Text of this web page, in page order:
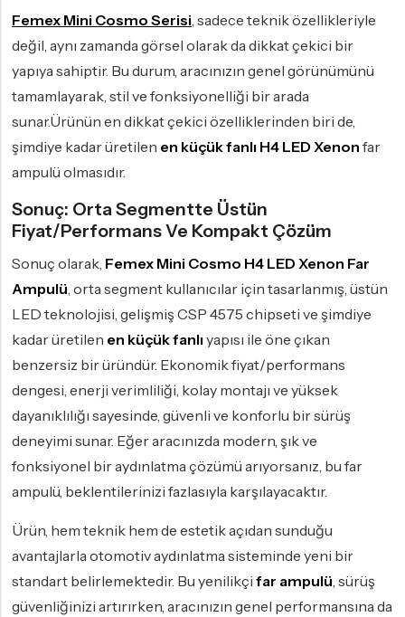
Femex Mini Cosmo Serisi, sadece teknik özellikleriyle
değil, aynı zamanda görsel olarak da dikkat çekici bir
yapıya sahiptir. Bu durum, aracınızın genel görünümünü
tamamlayarak, stil ve fonksiyonelliği bir arada
sunar.Ürünün en dikkat çekici özelliklerinden biri de,
şimdiye kadar üretilen en küçük fanlı H4 LED Xenon far
ampulü olmasıdır.
Sonuç: Orta Segmentte Üstün
Fiyat/Performans Ve Kompakt Çözüm
Sonuç olarak, Femex Mini Cosmo H4 LED Xenon Far
Ampulü, orta segment kullanıcılar için tasarlanmış, üstün
LED teknolojisi, gelişmiş CSP 4575 chipseti ve şimdiye
kadar üretilen en küçük fanlıyapısı ile öne çıkan
benzersiz bir üründür. Ekonomik fiyat/performans
dengesi, enerji verimliliği, kolay montajı ve yüksek
dayanıklılığı sayesinde, güvenli ve konforlu bir sürüş
deneyimi sunar. Eğer aracınızda modern, şık ve
fonksiyonel bir aydınlatma çözümü arıyorsanız, bu far
ampulü, beklentilerinizi fazlasıyla karşılayacaktır.
Ürün, hem teknik hem de estetik açıdan sunduğu
avantajlarla otomotiv aydınlatma sisteminde yeni bir
standart belirlemektedir. Bu yenilikçi far ampulü, sürüş
güvenliğinizi artırırken, aracınızın genel performansına da